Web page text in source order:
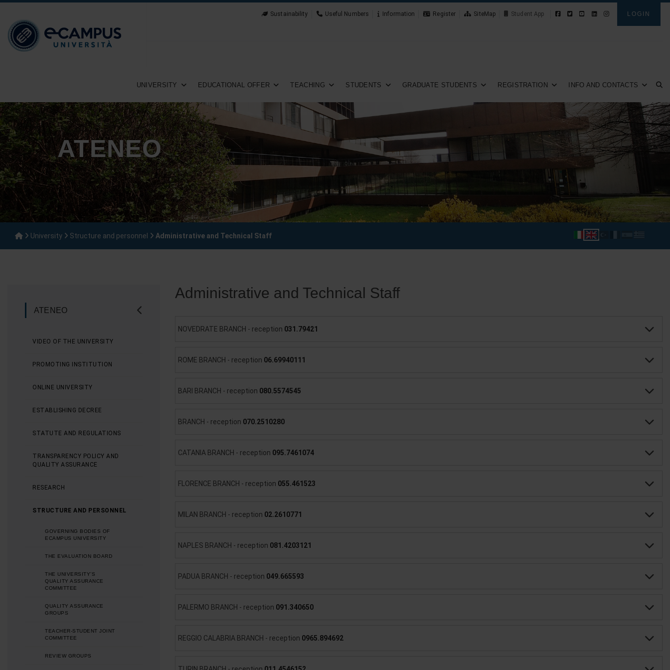
Sustainability Useful Numbers Information Register SiteMap News LOGIN
UNIVERSITY EDUCATIONAL OFFER TEACHING STUDENTS GRADUATE STUDENTS REGISTRATION INFO AND CONTACTS
ATENEO
University Structure and personnel Administrative and Technical Staff
ATENEO
VIDEO OF THE UNIVERSITY
PROMOTING INSTITUTION
ONLINE UNIVERSITY
ESTABLISHING DECREE
STATUTE AND REGULATIONS
TRANSPARENCY POLICY AND
QUALITY ASSURANCE
RESEARCH
STRUCTURE AND PERSONNEL
GOVERNING BODIES OF
ECAMPUS UNIVERSITY
THE EVALUATION BOARD
THE UNIVERSITY’S
QUALITY ASSURANCE
COMMITTEE
QUALITY ASSURANCE
GROUPS
TEACHER-STUDENT JOINT
COMMITTEE
REVIEW GROUPS
Administrative and Technical Staff
NOVEDRATE BRANCH - reception 031.79421
ROME BRANCH - reception 06.69940111
BARI BRANCH - reception 080.5574545
BRANCH - reception 070.2510280
CATANIA BRANCH - reception 095.7461074
FLORENCE BRANCH - reception 055.461523
MILAN BRANCH - reception 02.2610771
NAPLES BRANCH - reception 081.4203121
PADUA BRANCH - reception 049.665593
PALERMO BRANCH - reception 091.340650
REGGIO CALABRIA BRANCH - reception 0965.894692